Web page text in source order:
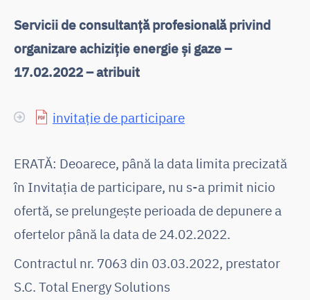
Servicii de consultanță profesională privind
organizare achiziție energie și gaze –
17.02.2022 – atribuit
invitație de participare
ERATĂ: Deoarece, până la data limita precizată
în Invitația de participare, nu s-a primit nicio
ofertă, se prelungește perioada de depunere a
ofertelor până la data de 24.02.2022.
Contractul nr. 7063 din 03.03.2022, prestator
S.C. Total Energy Solutions